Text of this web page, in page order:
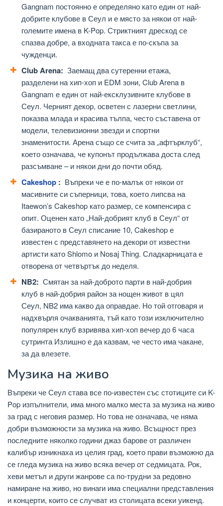
Gangnam постоянно е определяно като един от най-
добрите клубове в Сеул и е място за някои от най-
големите имена в K-Pop. Стриктният дрескод се
спазва добре, а входната такса е по-скъпа за
чужденци.
Club Arena: Заемащ два сутеренни етажа,
разделени на хип-хоп и EDM зони, Club Arena в
Gangnam е един от най-ексклузивните клубове в
Сеул. Черният декор, осветен с лазерни светлини,
показва млада и красива тълпа, често съставена от
модели, телевизионни звезди и спортни
знаменитости. Арена също се счита за „афтърклуб“,
което означава, че купонът продължава доста след
разсъмване – и някои дни до почти обяд.
Cakeshop : Въпреки че е по-малък от някои от
масивните си съперници, това, което липсва на
Itaewon’s Cakeshop като размер, се компенсира с
опит. Оценен като „Най-добрият клуб в Сеул“ от
базираното в Сеул списание 10, Cakeshop е
известен с представянето на декори от известни
артисти като Shlomo и Nosaj Thing. Сладкарницата е
отворена от четвъртък до неделя.
NB2: Смятан за най-доброто парти в най-добрия
клуб в най-добрия район за нощен живот в цял
Сеул, NB2 има какво да оправдае. Но той отговаря и
надхвърля очакванията, тъй като този изключително
популярен клуб взривява хип-хоп вечер до 6 часа
сутринта Излишно е да казвам, че често има чакане,
за да влезете.
Музика на живо
Въпреки че Сеул става все по-известен със стотиците си K-
Pop изпълнители, има много малко места за музика на живо
за град с неговия размер. Но това не означава, че няма
добри възможности за музика на живо. Всъщност през
последните няколко години джаз барове от различен
калибър изникнаха из целия град, което прави възможно да
се гледа музика на живо всяка вечер от седмицата. Рок,
хеви метъл и други жанрове са по-трудни за редовно
намиране на живо, но винаги има специални представления
и концерти, които се случват из столицата всеки уикенд.